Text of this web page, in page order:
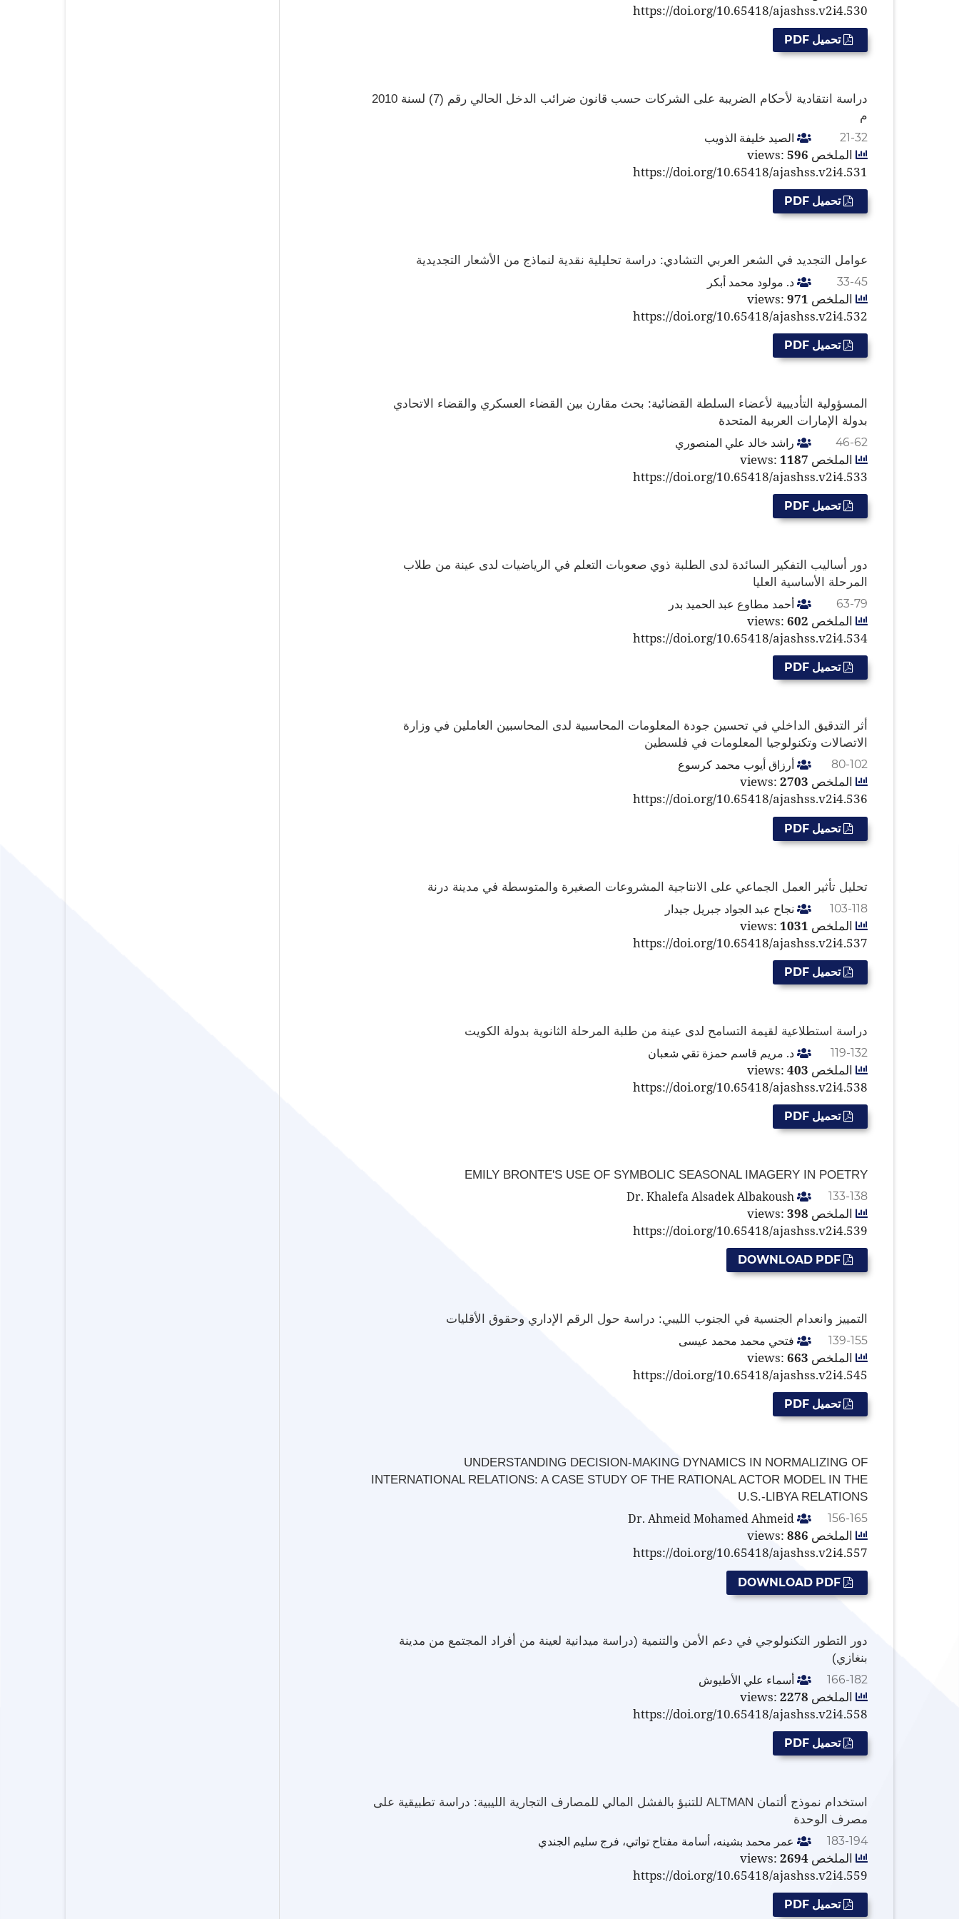
https://doi.org/10.65418/ajashss.v2i4.530
تحميل PDF
دراسة انتقادية لأحكام الضريبة على الشركات حسب قانون ضرائب الدخل الحالي رقم (7) لسنة 2010
م
الصيد خليفة الذويب 21-32
الملخص views: 596
https://doi.org/10.65418/ajashss.v2i4.531
تحميل PDF
عوامل التجديد في الشعر العربي التشادي: دراسة تحليلية نقدية لنماذج من الأشعار التجديدية
د. مولود محمد أبكر 33-45
الملخص views: 971
https://doi.org/10.65418/ajashss.v2i4.532
تحميل PDF
المسؤولية التأديبية لأعضاء السلطة القضائية: بحث مقارن بين القضاء العسكري والقضاء الاتحادي
بدولة الإمارات العربية المتحدة
راشد خالد علي المنصوري 46-62
الملخص views: 1187
https://doi.org/10.65418/ajashss.v2i4.533
تحميل PDF
دور أساليب التفكير السائدة لدى الطلبة ذوي صعوبات التعلم في الرياضيات لدى عينة من طلاب
المرحلة الأساسية العليا
أحمد مطاوع عبد الحميد بدر 63-79
الملخص views: 602
https://doi.org/10.65418/ajashss.v2i4.534
تحميل PDF
أثر التدقيق الداخلي في تحسين جودة المعلومات المحاسبية لدى المحاسبين العاملين في وزارة
الاتصالات وتكنولوجيا المعلومات في فلسطين
أرزاق أيوب محمد كرسوع 80-102
الملخص views: 2703
https://doi.org/10.65418/ajashss.v2i4.536
تحميل PDF
تحليل تأثير العمل الجماعي على الانتاجية المشروعات الصغيرة والمتوسطة في مدينة درنة
نجاح عبد الجواد جبريل جيدار 103-118
الملخص views: 1031
https://doi.org/10.65418/ajashss.v2i4.537
تحميل PDF
دراسة استطلاعية لقيمة التسامح لدى عينة من طلبة المرحلة الثانوية بدولة الكويت
د. مريم قاسم حمزة تقي شعبان 119-132
الملخص views: 403
https://doi.org/10.65418/ajashss.v2i4.538
تحميل PDF
EMILY BRONTE'S USE OF SYMBOLIC SEASONAL IMAGERY IN POETRY
Dr. Khalefa Alsadek Albakoush 133-138
الملخص views: 398
https://doi.org/10.65418/ajashss.v2i4.539
DOWNLOAD PDF
التمييز وانعدام الجنسية في الجنوب الليبي: دراسة حول الرقم الإداري وحقوق الأقليات
فتحي محمد محمد عيسى 139-155
الملخص views: 663
https://doi.org/10.65418/ajashss.v2i4.545
تحميل PDF
UNDERSTANDING DECISION-MAKING DYNAMICS IN NORMALIZING OF
INTERNATIONAL RELATIONS: A CASE STUDY OF THE RATIONAL ACTOR MODEL IN THE
U.S.-LIBYA RELATIONS
Dr. Ahmeid Mohamed Ahmeid 156-165
الملخص views: 886
https://doi.org/10.65418/ajashss.v2i4.557
DOWNLOAD PDF
دور التطور التكنولوجي في دعم الأمن والتنمية (دراسة ميدانية لعينة من أفراد المجتمع من مدينة
بنغازي)
أسماء علي الأطيوش 166-182
الملخص views: 2278
https://doi.org/10.65418/ajashss.v2i4.558
تحميل PDF
استخدام نموذج ألتمان ALTMAN للتنبؤ بالفشل المالي للمصارف التجارية الليبية: دراسة تطبيقية على
مصرف الوحدة
عمر محمد بشينه، أسامة مفتاح تواتي، فرج سليم الجندي 183-194
الملخص views:2694
https://doi.org/10.65418/ajashss.v2i4.559
تحميل PDF